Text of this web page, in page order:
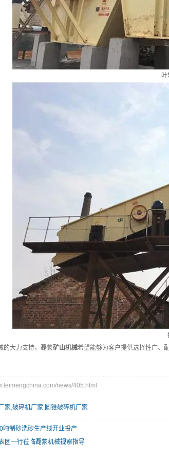
叶
的大力支持，磊蒙矿山机械希望能够为客户提供选择性广、
news/405.html
家,破碎机厂家,圆锥破碎机厂家
吨制砂洗砂生产线开业投产
团一行莅临磊蒙机械视察指导